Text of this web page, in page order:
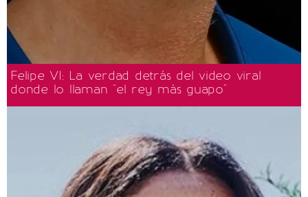
Felipe VI: La verdad detrás del video viral
donde lo llaman "el rey más guapo"